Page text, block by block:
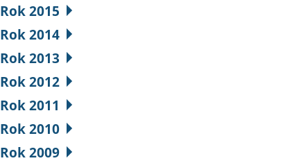
Rok 2015
Rok 2014
Rok 2013
Rok 2012
Rok 2011
Rok 2010
Rok 2009